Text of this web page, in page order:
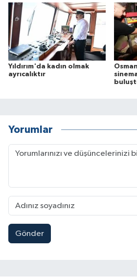
Yıldırım'da kadın olmak
ayrıcalıktır
Yorumlar
Gönder